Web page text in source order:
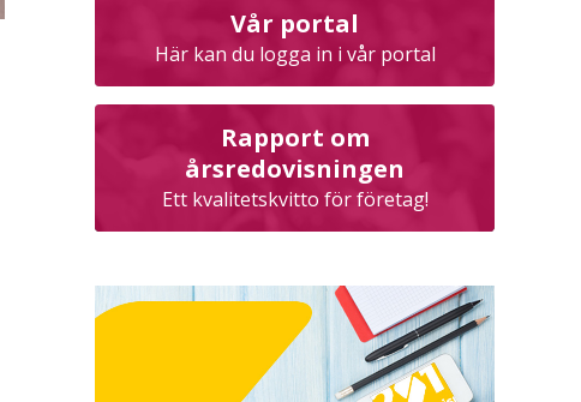
Vår portal
Här kan du logga in i vår portal
Rapport om
årsredovisningen
Ett kvalitetskvitto för företag!